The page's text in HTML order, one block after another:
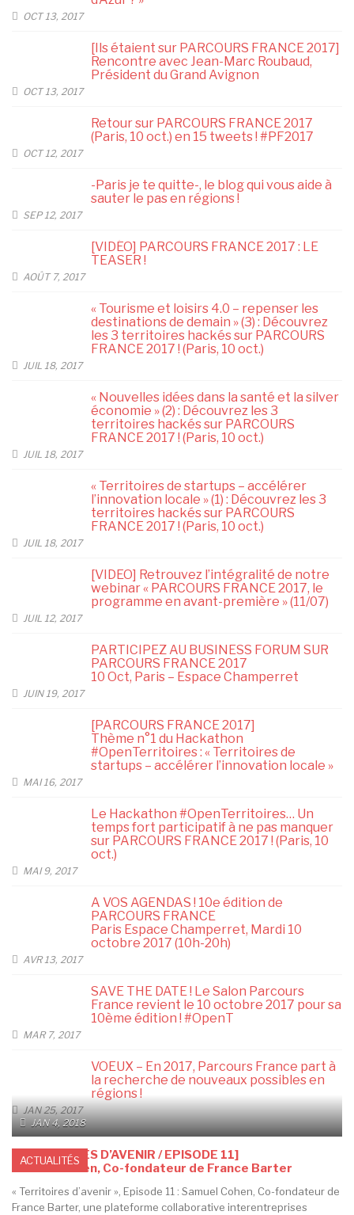
OCT 13, 2017
[Ils étaient sur PARCOURS FRANCE 2017]
Rencontre avec Jean-Marc Roubaud,
Président du Grand Avignon
OCT 13, 2017
Retour sur PARCOURS FRANCE 2017
(Paris, 10 oct.) en 15 tweets ! #PF2017
OCT 12, 2017
-Paris je te quitte-, le blog qui vous aide à
sauter le pas en régions !
SEP 12, 2017
[VIDÉO] PARCOURS FRANCE 2017 : LE
TEASER !
AOÛT 7, 2017
« Tourisme et loisirs 4.0 – repenser les
destinations de demain » (3) : Découvrez
les 3 territoires hackés sur PARCOURS
FRANCE 2017 ! (Paris, 10 oct.)
JUIL 18, 2017
« Nouvelles idées dans la santé et la silver
économie » (2) : Découvrez les 3
territoires hackés sur PARCOURS
FRANCE 2017 ! (Paris, 10 oct.)
JUIL 18, 2017
« Territoires de startups – accélérer
l’innovation locale » (1) : Découvrez les 3
territoires hackés sur PARCOURS
FRANCE 2017 ! (Paris, 10 oct.)
JUIL 18, 2017
[VIDEO] Retrouvez l’intégralité de notre
webinar « PARCOURS FRANCE 2017, le
programme en avant-première » (11/07)
JUIL 12, 2017
PARTICIPEZ AU BUSINESS FORUM SUR
PARCOURS FRANCE 2017
10 Oct, Paris – Espace Champerret
JUIN 19, 2017
[PARCOURS FRANCE 2017]
Thème n°1 du Hackathon
#OpenTerritoires : « Territoires de
startups – accélérer l’innovation locale »
MAI 16, 2017
Le Hackathon #OpenTerritoires… Un
temps fort participatif à ne pas manquer
sur PARCOURS FRANCE 2017 ! (Paris, 10
oct.)
MAI 9, 2017
A VOS AGENDAS ! 10e édition de
PARCOURS FRANCE
Paris Espace Champerret, Mardi 10
octobre 2017 (10h-20h)
AVR 13, 2017
SAVE THE DATE ! Le Salon Parcours
France revient le 10 octobre 2017 pour sa
10ème édition ! #OpenT
MAR 7, 2017
VOEUX – En 2017, Parcours France part à
la recherche de nouveaux possibles en
régions !
JAN 25, 2017
ACTUALITÉS
JAN 4, 2018
[TERRITOIRES D’AVENIR / EPISODE 11]
Samuel Cohen, Co-fondateur de France Barter
« Territoires d’avenir », Episode 11 : Samuel Cohen, Co-fondateur de
France Barter, une plateforme collaborative interentreprises